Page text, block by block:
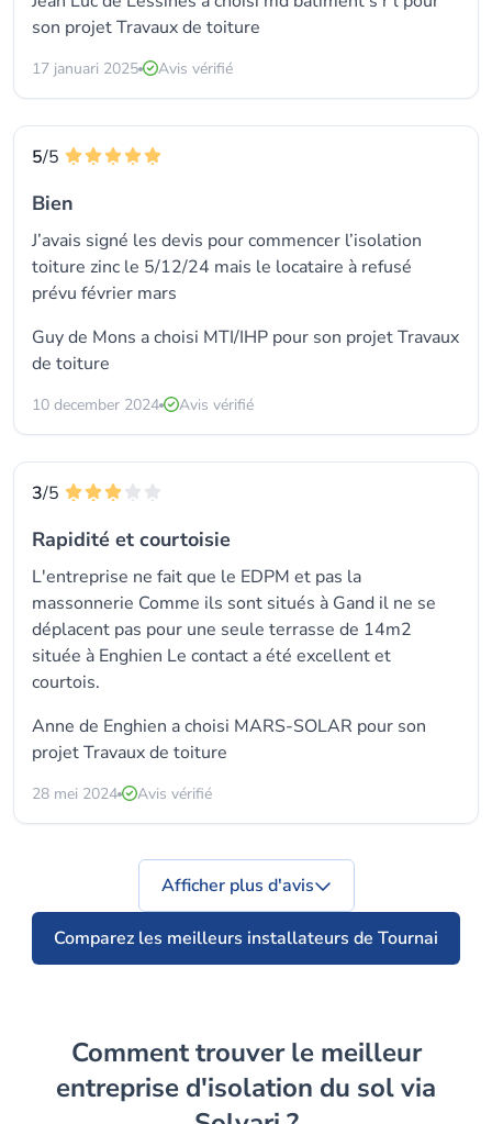
son projet Travaux de toiture
17 januari 2025 Avis vérifié
5/5
Bien
J’avais signé les devis pour commencer l’isolation
toiture zinc le 5/12/24 mais le locataire à refusé
prévu février mars
Guy de Mons a choisi MTI/IHP pour son projet Travaux
de toiture
10 december 2024 Avis vérifié
3/5
Rapidité et courtoisie
L'entreprise ne fait que le EDPM et pas la
massonnerie Comme ils sont situés à Gand il ne se
déplacent pas pour une seule terrasse de 14m2
située à Enghien Le contact a été excellent et
courtois.
Anne de Enghien a choisi MARS-SOLAR pour son
projet Travaux de toiture
28 mei 2024 Avis vérifié
Comparez les meilleurs installateurs de Tournai
Afficher plus d'avis
Comment trouver le meilleur
entreprise d'isolation du sol via